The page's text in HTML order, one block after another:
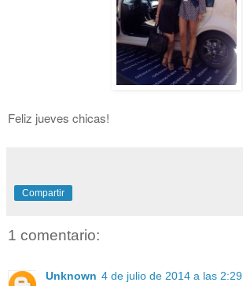
Feliz jueves chicas!
Compartir
1 comentario:
Unknown 4 de julio de 2014 a las 2:29